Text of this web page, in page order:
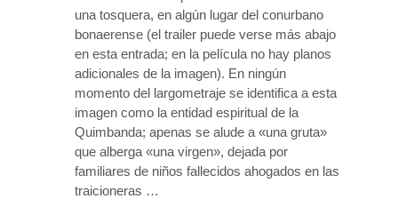
una tosquera, en algún lugar del conurbano
bonaerense (el trailer puede verse más abajo
en esta entrada; en la película no hay planos
adicionales de la imagen). En ningún
momento del largometraje se identifica a esta
imagen como la entidad espiritual de la
Quimbanda; apenas se alude a «una gruta»
que alberga «una virgen», dejada por
familiares de niños fallecidos ahogados en las
traicioneras …